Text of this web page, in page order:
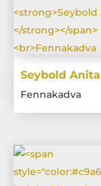
Seybold Anita
Fennakadva